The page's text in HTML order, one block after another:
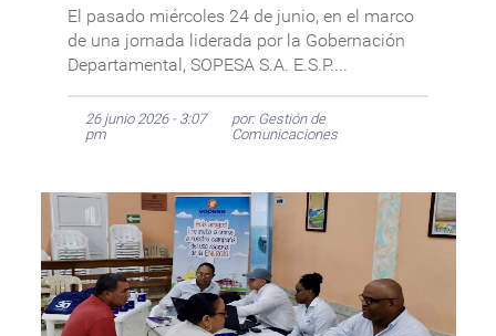
El pasado miércoles 24 de junio, en el marco
de una jornada liderada por la Gobernación
Departamental, SOPESA S.A. E.S.P....
26 junio 2026 - 3:07
pm
por: Gestión de
Comunicaciones